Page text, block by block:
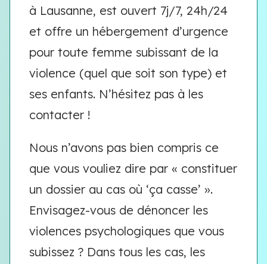
à Lausanne, est ouvert 7j/7, 24h/24
et offre un hébergement d’urgence
pour toute femme subissant de la
violence (quel que soit son type) et
ses enfants. N’hésitez pas à les
contacter !
Nous n’avons pas bien compris ce
que vous vouliez dire par « constituer
un dossier au cas où ‘ça casse’ ».
Envisagez-vous de dénoncer les
violences psychologiques que vous
subissez ? Dans tous les cas, les